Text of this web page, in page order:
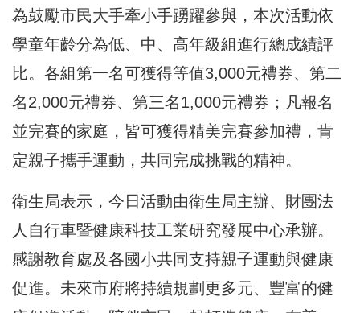
為鼓勵市民大手牽小手踴躍參與，本次活動依
學童年齡分為低、中、高年級組進行總成績評
比。各組第一名可獲得等值3,000元禮券、第二
名2,000元禮券、第三名1,000元禮券；凡報名
並完賽的家庭，皆可獲得精美完賽參加禮，肯
定親子攜手運動，共同完成挑戰的精神。
衛生局表示，今日活動由衛生局主辦、財團法
人自行車暨健康科技工業研究發展中心承辦。
感謝教育處及各國小共同支持親子運動與健康
促進。未來市府將持續規劃更多元、豐富的健